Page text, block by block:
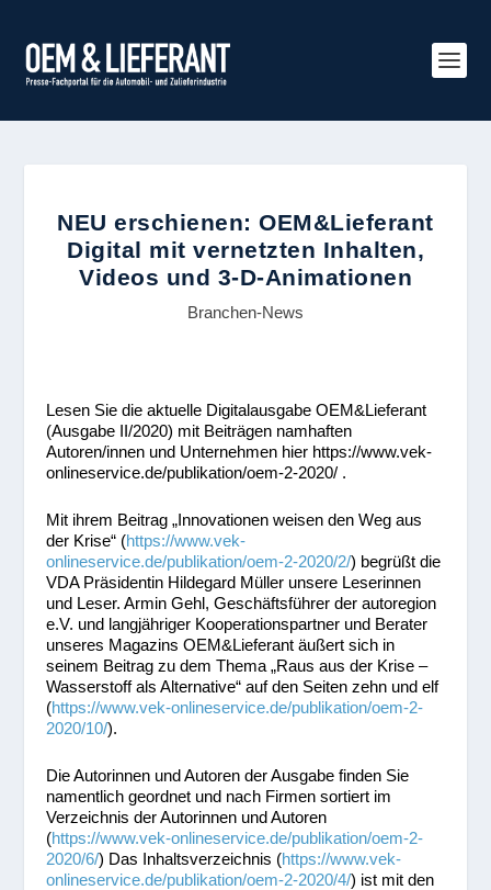
NEU erschienen: OEM&Lieferant
Digital mit vernetzten Inhalten,
Videos und 3-D-Animationen
Branchen-News
Lesen Sie die aktuelle Digitalausgabe OEM&Lieferant
(Ausgabe II/2020) mit Beiträgen namhaften
Autoren/innen und Unternehmen hier https://www.vek-
onlineservice.de/publikation/oem-2-2020/ .
Mit ihrem Beitrag „Innovationen weisen den Weg aus
der Krise“ (https://www.vek-
onlineservice.de/publikation/oem-2-2020/2/) begrüßt die
VDA Präsidentin Hildegard Müller unsere Leserinnen
und Leser. Armin Gehl, Geschäftsführer der autoregion
e.V. und langjähriger Kooperationspartner und Berater
unseres Magazins OEM&Lieferant äußert sich in
seinem Beitrag zu dem Thema „Raus aus der Krise –
Wasserstoff als Alternative“ auf den Seiten zehn und elf
(https://www.vek-onlineservice.de/publikation/oem-2-
2020/10/).
Die Autorinnen und Autoren der Ausgabe finden Sie
namentlich geordnet und nach Firmen sortiert im
Verzeichnis der Autorinnen und Autoren
(https://www.vek-onlineservice.de/publikation/oem-2-
2020/6/) Das Inhaltsverzeichnis (https://www.vek-
onlineservice.de/publikation/oem-2-2020/4/) ist mit den